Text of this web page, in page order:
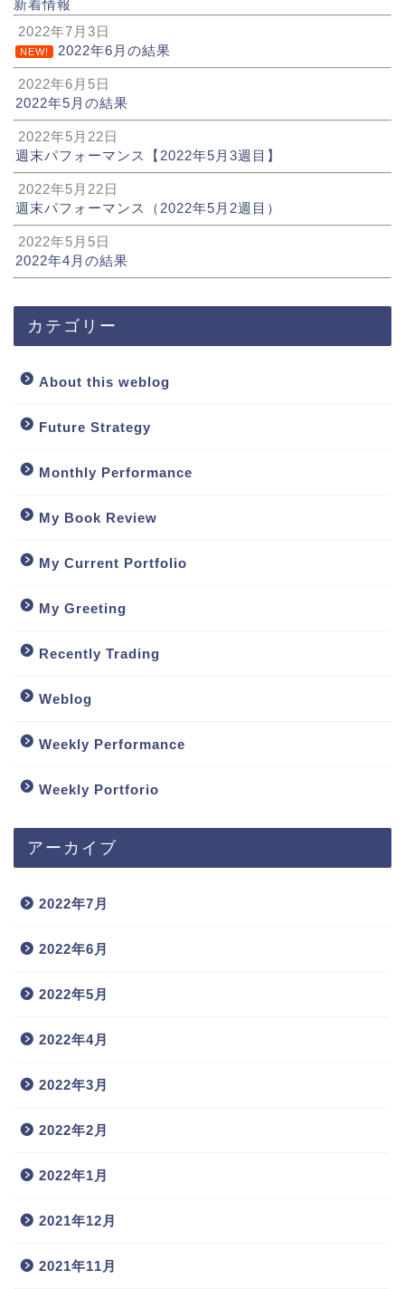
新着情報
2022年7月3日
NEW! 2022年6月の結果
2022年6月5日
2022年5月の結果
2022年5月22日
週末パフォーマンス【2022年5月3週目】
2022年5月22日
週末パフォーマンス（2022年5月2週目）
2022年5月5日
2022年4月の結果
カテゴリー
About this weblog
Future Strategy
Monthly Performance
My Book Review
My Current Portfolio
My Greeting
Recently Trading
Weblog
Weekly Performance
Weekly Portforio
アーカイブ
2022年7月
2022年6月
2022年5月
2022年4月
2022年3月
2022年2月
2022年1月
2021年12月
2021年11月